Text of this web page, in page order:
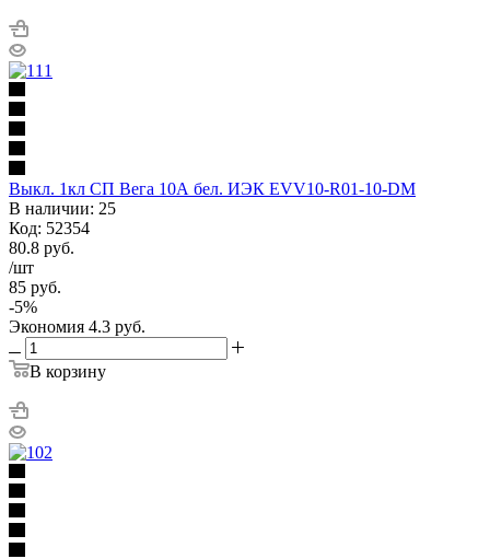
Выкл. 1кл СП Вега 10А бел. ИЭК EVV10-R01-10-DM
В наличии: 25
Код: 52354
80.8 руб.
/шт
85 руб.
-5%
Экономия 4.3 руб.
В корзину